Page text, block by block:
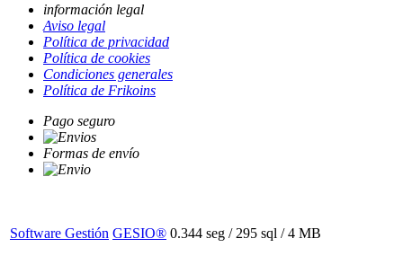
información legal
Aviso legal
Política de privacidad
Política de cookies
Condiciones generales
Política de Frikoins
Pago seguro
Formas de envío
Software Gestión GESIO® 0.344 seg / 295 sql / 4 MB